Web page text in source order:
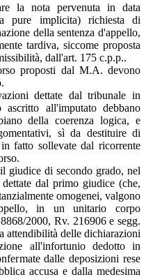
la nota pervenuta in data
pure implicita) richiesta di
della sentenza d'appello,
tardiva, siccome proposta
dall'art. 175 c.p.p..
proposti dal M.A. devono
dettate dal tribunale in
all'imputato debbano
della coerenza logica, e
sì da destituire di
fatto sollevate dal ricorrente
giudice di secondo grado, nel
dal primo giudice (che,
omogenei, valgono
in un unitario corpo
2000, Rv. 216906 e segg.
attendibilità delle dichiarazioni
all'infortunio dedotto in
dalle deposizioni rese
accusa e dalla medesima